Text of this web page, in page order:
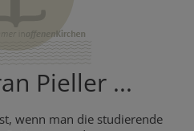
Pieller ...
wenn man die studierende